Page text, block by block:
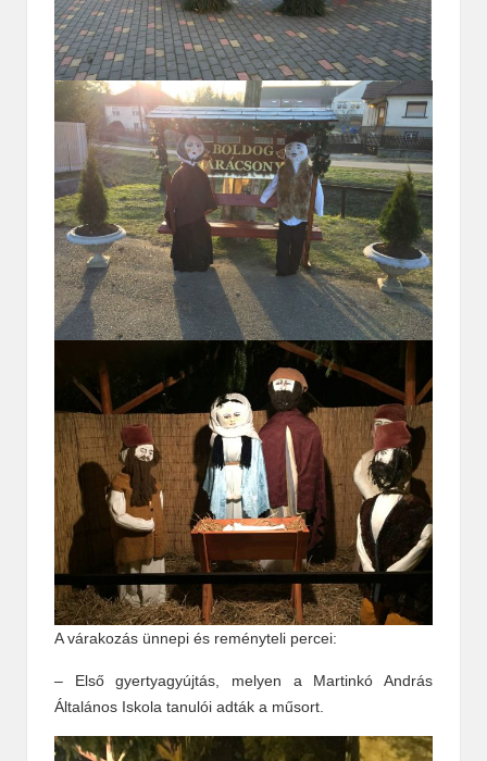
A várakozás ünnepi és reményteli percei:
– Első gyertyagyújtás, melyen a Martinkó András
Általános Iskola tanulói adták a műsort.